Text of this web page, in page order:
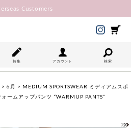
Customers
特集 アカウント 検索
> 6月 > MEDIUM SPORTSWEAR ミディアムスポ
ームアップパンツ “WARMUP PANTS”